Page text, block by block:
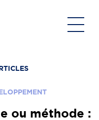
ou méthode :